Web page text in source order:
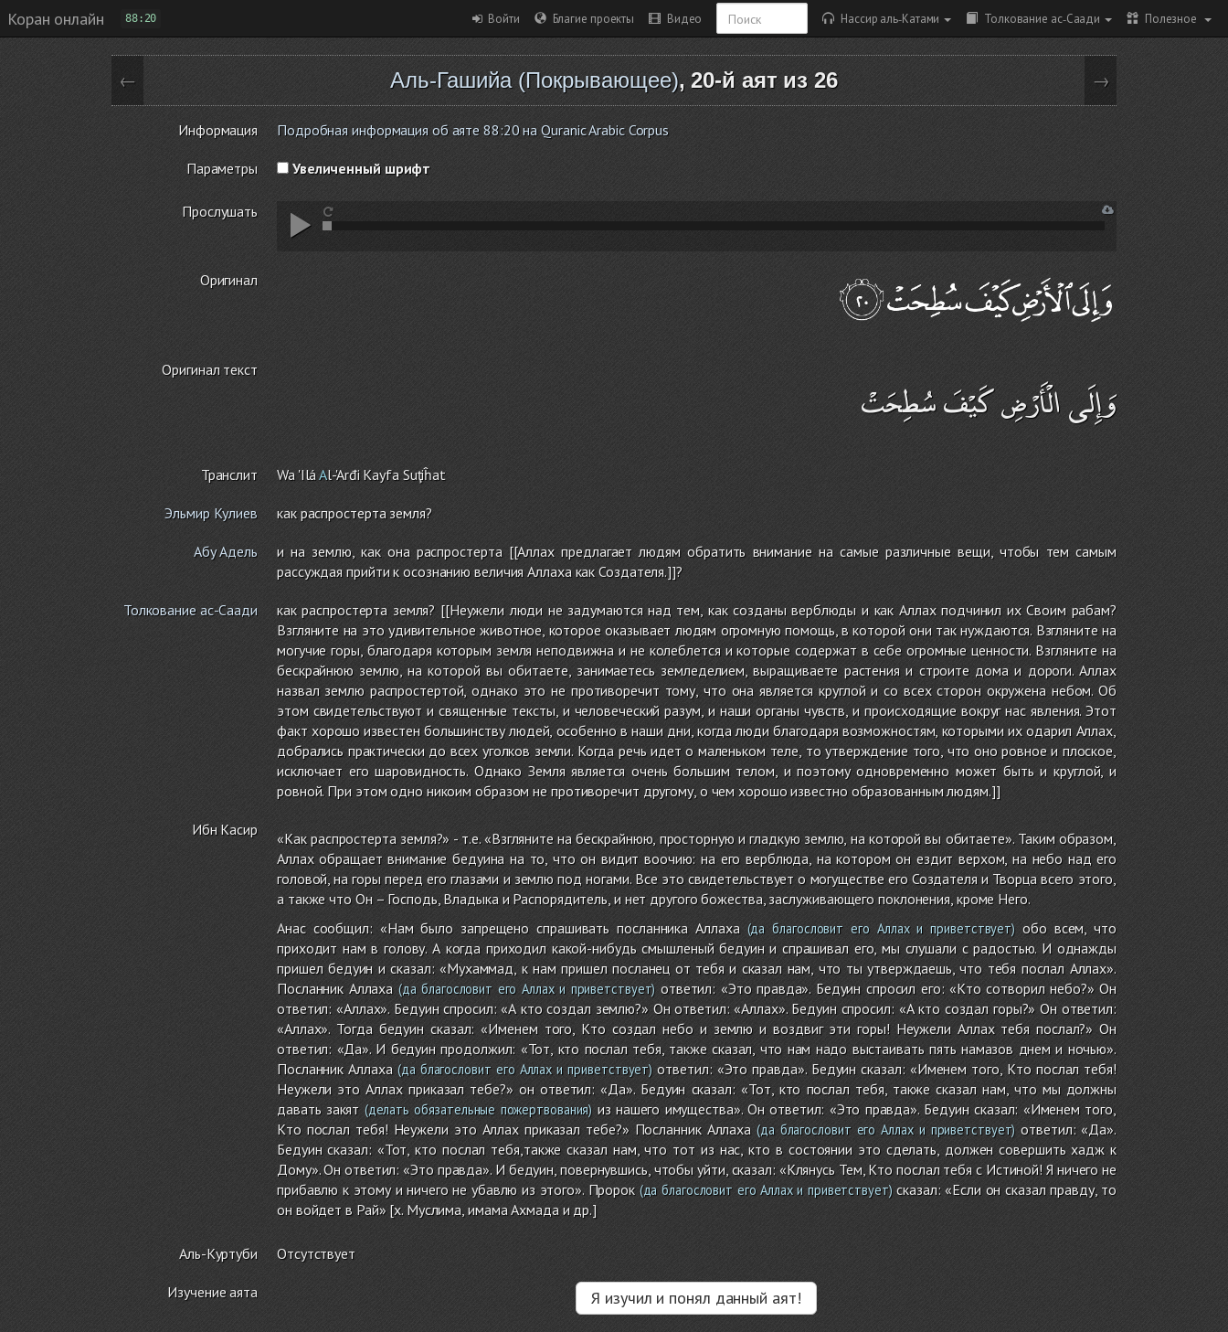
Коран онлайн 88:20 Войти Благие проекты Видео Нассир аль-Катами Толкование ас-Саади Полезное
← Аль-Гашийа (Покрывающее), 20-й аят из 26 →
Информация Подробная информация об аяте 88:20 на Quranic Arabic Corpus
Параметры Увеличенный шрифт
Прослушать
Оригинал
Оригинал текст
وَإِلَى الْأَرْضِ كَيْفَ سُطِحَتْ
Транслит Wa 'IláAl-'Arđi Kayfa Suţiĥat
Эльмир Кулиев как распростерта земля?
Абу Адель
и на землю, как она распростерта [[Аллах предлагает людям обратить внимание на самые различные вещи, чтобы тем самым
рассуждая прийти к осознанию величия Аллаха как Создателя.]]?
Толкование ас-Саади
как распростерта земля? [[Неужели люди не задумаются над тем, как созданы верблюды и как Аллах подчинил их Своим рабам?
Взгляните на это удивительное животное, которое оказывает людям огромную помощь, в которой они так нуждаются. Взгляните на
могучие горы, благодаря которым земля неподвижна и не колеблется и которые содержат в себе огромные ценности. Взгляните на
бескрайнюю землю, на которой вы обитаете, занимаетесь земледелием, выращиваете растения и строите дома и дороги. Аллах
назвал землю распростертой, однако это не противоречит тому, что она является круглой и со всех сторон окружена небом. Об
этом свидетельствуют и священные тексты, и человеческий разум, и наши органы чувств, и происходящие вокруг нас явления. Этот
факт хорошо известен большинству людей, особенно в наши дни, когда люди благодаря возможностям, которыми их одарил Аллах,
добрались практически до всех уголков земли. Когда речь идет о маленьком теле, то утверждение того, что оно ровное и плоское,
исключает его шаровидность. Однако Земля является очень большим телом, и поэтому одновременно может быть и круглой, и
ровной. При этом одно никоим образом не противоречит другому, о чем хорошо известно образованным людям.]]
Ибн Касир
«Как распростерта земля?» - т.е. «Взгляните на бескрайнюю, просторную и гладкую землю, на которой вы обитаете». Таким образом,
Аллах обращает внимание бедуина на то, что он видит воочию: на его верблюда, на котором он ездит верхом, на небо над его
головой, на горы перед его глазами и землю под ногами. Все это свидетельствует о могуществе его Создателя и Творца всего этого,
а также что Он – Господь, Владыка и Распорядитель, и нет другого божества, заслуживающего поклонения, кроме Него.
Анас сообщил: «Нам было запрещено спрашивать посланника Аллаха(да благословит его Аллах и приветствует) обо всем, что
приходит нам в голову. А когда приходил какой-нибудь смышленый бедуин и спрашивал его, мы слушали с радостью. И однажды
пришел бедуин и сказал: «Мухаммад, к нам пришел посланец от тебя и сказал нам, что ты утверждаешь, что тебя послал Аллах».
Посланник Аллаха (да благословит его Аллах и приветствует) ответил: «Это правда». Бедуин спросил его: «Кто сотворил небо?» Он
ответил: «Аллах». Бедуин спросил: «А кто создал землю?» Он ответил: «Аллах». Бедуин спросил: «А кто создал горы?» Он ответил:
«Аллах». Тогда бедуин сказал: «Именем того, Кто создал небо и землю и воздвиг эти горы! Неужели Аллах тебя послал?» Он
ответил: «Да». И бедуин продолжил: «Тот, кто послал тебя, также сказал, что нам надо выстаивать пять намазов днем и ночью».
Посланник Аллаха(да благословит его Аллах и приветствует) ответил: «Это правда». Бедуин сказал: «Именем того, Кто послал тебя!
Неужели это Аллах приказал тебе?» он ответил: «Да». Бедуин сказал: «Тот, кто послал тебя, также сказал нам, что мы должны
давать закят (делать обязательные пожертвования) из нашего имущества». Он ответил: «Это правда». Бедуин сказал: «Именем того,
Кто послал тебя! Неужели это Аллах приказал тебе?» Посланник Аллаха (да благословит его Аллах и приветствует) ответил: «Да».
Бедуин сказал: «Тот, кто послал тебя,также сказал нам, что тот из нас, кто в состоянии это сделать, должен совершить хадж к
Дому». Он ответил: «Это правда». И бедуин, повернувшись, чтобы уйти, сказал: «Клянусь Тем, Кто послал тебя с Истиной! Я ничего не
прибавлю к этому и ничего не убавлю из этого». Пророк(да благословит его Аллах и приветствует)сказал: «Если он сказал правду, то
он войдет в Рай» [х. Муслима, имама Ахмада и др.]
Аль-Куртуби Отсутствует
Изучение аята Я изучил и понял данный аят!